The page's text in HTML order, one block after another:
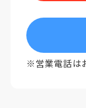
※営業電話は